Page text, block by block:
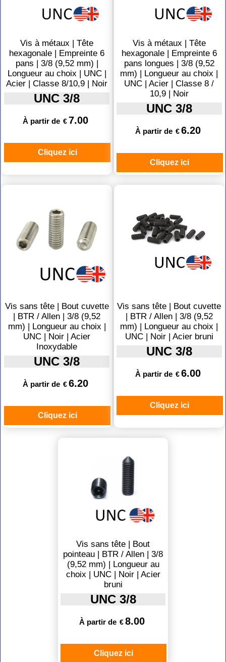
Vis à métaux | Tête
hexagonale | Empreinte 6
pans | 3/8 (9,52 mm) |
Longueur au choix | UNC |
Acier | Classe 8/10,9 | Noir
UNC 3/8
À partir de € 7.00
Cliquez ici
Vis à métaux | Tête
hexagonale | Empreinte 6
pans longues | 3/8 (9,52
mm) | Longueur au choix |
UNC | Acier | Classe 8 /
10,9 | Noir
UNC 3/8
À partir de € 6.20
Cliquez ici
Vis sans tête | Bout cuvette
| BTR / Allen | 3/8 (9,52
mm) | Longueur au choix |
UNC | Noir | Acier
Inoxydable
UNC 3/8
À partir de € 6.20
Cliquez ici
Vis sans tête | Bout cuvette
| BTR / Allen | 3/8 (9,52
mm) | Longueur au choix |
UNC | Noir | Acier bruni
UNC 3/8
À partir de € 6.00
Cliquez ici
Vis sans tête | Bout
pointeau | BTR / Allen | 3/8
(9,52 mm) | Longueur au
choix | UNC | Noir | Acier
bruni
UNC 3/8
À partir de € 8.00
Cliquez ici